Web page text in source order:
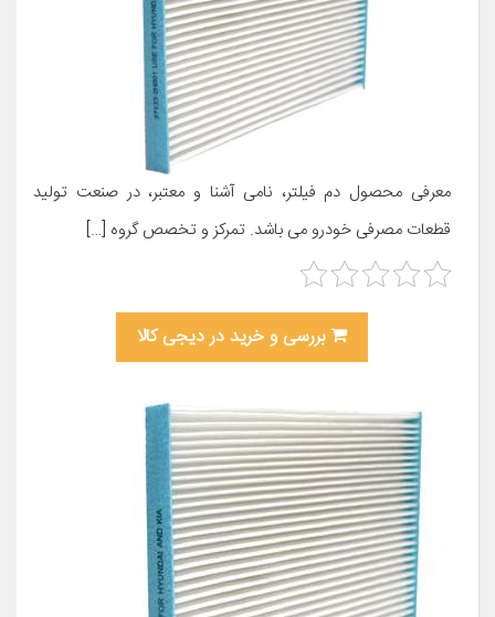
معرفی محصول دم فیلتر، نامی آشنا و معتبر، در صنعت تولید
قطعات مصرفی خودرو می باشد. تمرکز و تخصص گروه […]
بررسی و خرید در دیجی کالا